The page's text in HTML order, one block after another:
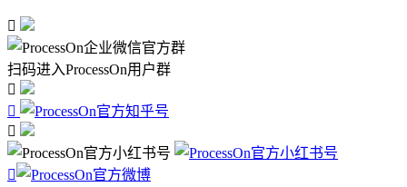

扫码进入ProcessOn用户群



